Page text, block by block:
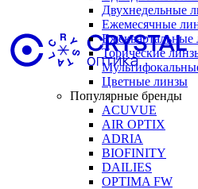
Двухнедельные
Ежемесячные
Ежеквартальные
Торические
Цветные линзы
Популярные бренды
ACUVUE
AIR OPTIX
ADRIA
BIOFINITY
DAILIES
OPTIMA FW